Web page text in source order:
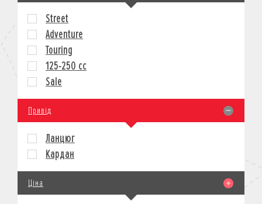
КОРПОРАТИВНИМ КЛІЄНТАМ
МОТОЦИКЛИ
КРЕДИТ
СТРАХУВАННЯ
КОРПОРАТИВНИМ КЛІЄНТАМ
Street
Adventure
Touring
125-250 cc
Sale
Привід
Ланцюг
Кардан
Ціна